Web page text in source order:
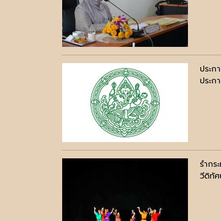
ประก
ประก
รำกร
วีดิทั